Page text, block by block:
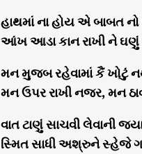
હાથમાં ના હોય એ બાબત નો
આંખ આડા કાન રાખી ને ઘણું
મન મુજબ રહેવામાં કૈં ખોટું
મન ઉપર રાખી નજર, મન
વાત ટાણું સાચવી લેવાની
સ્મિત સાધી અશ્રુને સ્હેજે